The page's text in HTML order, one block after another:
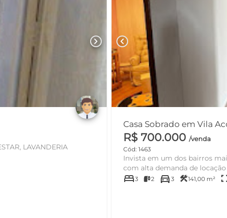
chevron_right chevron_left
R$ 700.000/venda
Cód: 1463
Invista em um dos bairros mais procurados
com alta demanda de locação
bed3 2 directions_car 3 construction141,00 m²